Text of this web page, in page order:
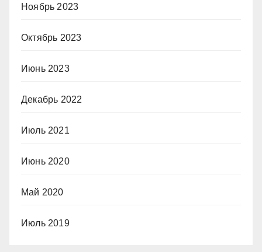
Ноябрь 2023
Октябрь 2023
Июнь 2023
Декабрь 2022
Июль 2021
Июнь 2020
Май 2020
Июль 2019